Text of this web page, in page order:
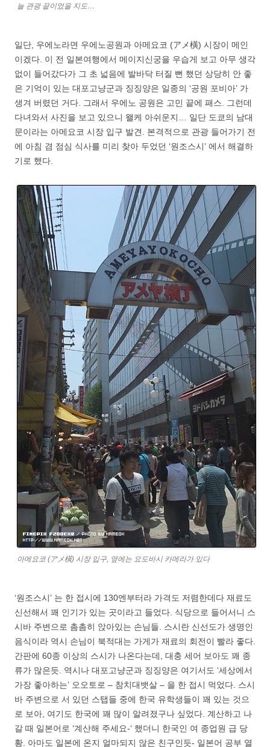
늘 관광 끝이었을 지도…
일단, 우에노라면 우에노공원과 아메요코 (アメ橫) 시장이 메인
이겠다. 이 전 일본여행에서 메이지신궁을 우습게 보고 아무 생각
없이 들어갔다가 그 초 넓음에 발바닥 터질 뻔 했던 상당히 안 좋
은 기억이 있는 대포고냥군과 징징양은 일종의 ‘공원 포비아’ 가
생겨 버렸던 거다. 그래서 우에노 공원은 고민 끝에 패스. 그런데
다녀와서 사진을 보고 있으니 왤케 아쉬운지… 일단 도쿄의 남대
문이라는 아메요코 시장 입구 발견. 본격적으로 관광 들어가기 전
에 아침 겸 점심 식사를 미리 찾아 두었던 ‘원조스시’ 에서 해결하
기로 했다.
아메요코 (アメ橫) 시장 입구, 옆에는 요도바시 카메라가 있다
‘원조스시’ 는 한 접시에 130엔부터라 가격도 저렴한데다 재료도
신선해서 꽤 인기가 있는 곳이라고 들었다. 식당으로 들어서니 스
시바 주변으로 촘촘히 앉아있는 손님들. 스시란 신선도가 생명인
음식이라 역시 손님이 북적대는 가게가 재료의 회전이 빨라 좋다.
간판에 60종 이상의 스시가 나온다는데, 대충 세어 보아도 꽤 종
류가 많은듯. 역시나 대포고냥군과 징징양은 여기서도 ‘세상에서
가장 좋아하는’ 오오토로 – 참치대뱃살 – 을 한 접시 먹었다. 스시
바 주변으로 서 있던 스탭들 중에 한국 유학생들이 꽤 있는 것으
로 보아, 여기도 한국에 꽤 많이 알려졌구나 싶었다. 계산하고 나
갈 때 일본어로 ‘계산해 주세요-‘ 했더니 한국인 여 종업원 급 당
황. 아마도 일본에 온지 얼마되지 않은 친구인듯- 일본어 공부 열